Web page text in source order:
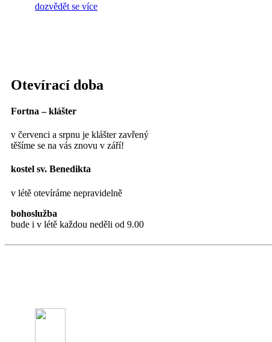
dozvědět se více
Otevírací doba
Fortna – klášter
v červenci a srpnu je klášter zavřený
těšíme se na vás znovu v září!
kostel sv. Benedikta
v létě otevíráme nepravidelně
bohoslužba
bude i v létě každou neděli od 9.00